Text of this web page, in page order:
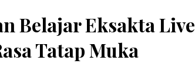
Belajar Eksakta Live
Tatap Muka